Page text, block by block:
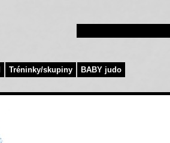
Tréninky/skupiny
BABY judo